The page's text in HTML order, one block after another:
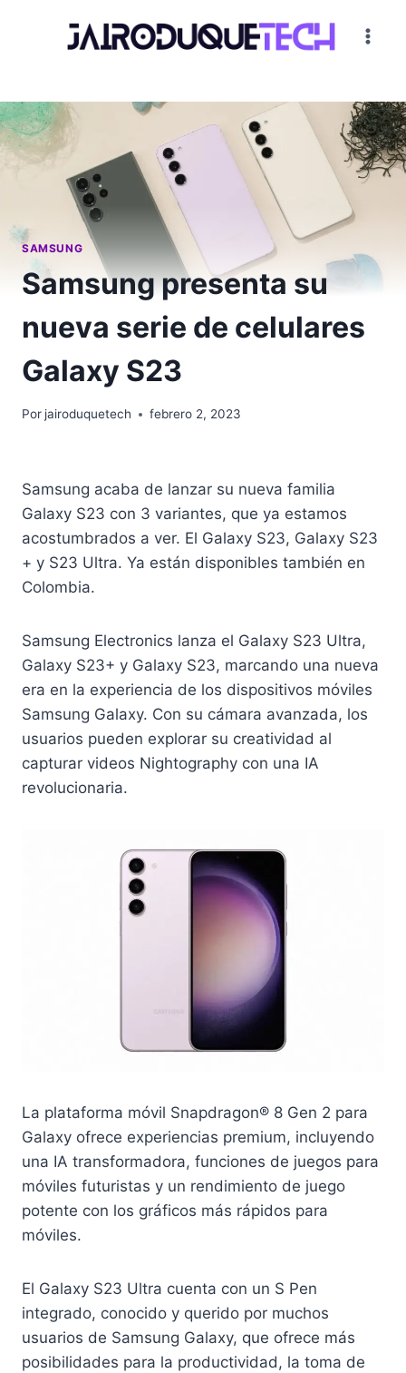
SAMSUNG
Samsung presenta su
nueva serie de celulares
Galaxy S23
Por jairoduquetech febrero 2, 2023
Samsung acaba de lanzar su nueva familia
Galaxy S23 con 3 variantes, que ya estamos
acostumbrados a ver. El Galaxy S23, Galaxy S23
+ y S23 Ultra. Ya están disponibles también en
Colombia.
Samsung Electronics lanza el Galaxy S23 Ultra,
Galaxy S23+ y Galaxy S23, marcando una nueva
era en la experiencia de los dispositivos móviles
Samsung Galaxy. Con su cámara avanzada, los
usuarios pueden explorar su creatividad al
capturar videos Nightography con una IA
revolucionaria.
La plataforma móvil Snapdragon® 8 Gen 2 para
Galaxy ofrece experiencias premium, incluyendo
una IA transformadora, funciones de juegos para
móviles futuristas y un rendimiento de juego
potente con los gráficos más rápidos para
móviles.
El Galaxy S23 Ultra cuenta con un S Pen
integrado, conocido y querido por muchos
usuarios de Samsung Galaxy, que ofrece más
posibilidades para la productividad, la toma de